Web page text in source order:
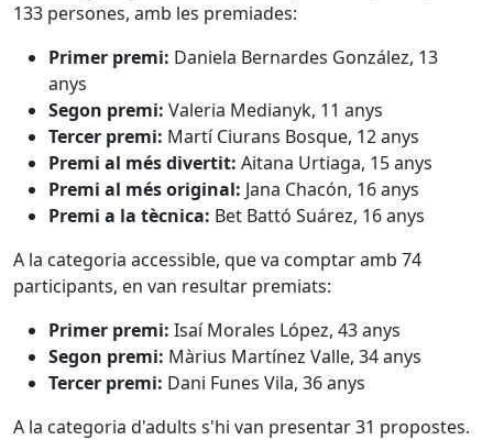
133 persones, amb les premiades:
Primer premi: Daniela Bernardes González, 13
anys
Segon premi: Valeria Medianyk, 11 anys
Tercer premi: Martí Ciurans Bosque, 12 anys
Premi al més divertit: Aitana Urtiaga, 15 anys
Premi al més original: Jana Chacón, 16 anys
Premi a la tècnica: Bet Battó Suárez, 16 anys
A la categoria accessible, que va comptar amb 74
participants, en van resultar premiats:
Primer premi: Isaí Morales López, 43 anys
Segon premi: Màrius Martínez Valle, 34 anys
Tercer premi: Dani Funes Vila, 36 anys
A la categoria d'adults s'hi van presentar 31 propostes.